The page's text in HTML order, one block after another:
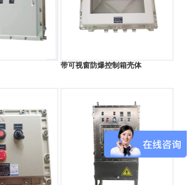
带可视窗防爆控制箱壳体